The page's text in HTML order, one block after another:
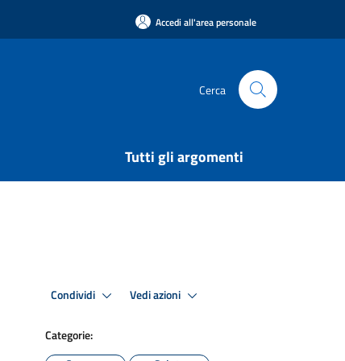
Accedi all'area personale
Cerca
Tutti gli argomenti
Condividi Vedi azioni
Categorie: